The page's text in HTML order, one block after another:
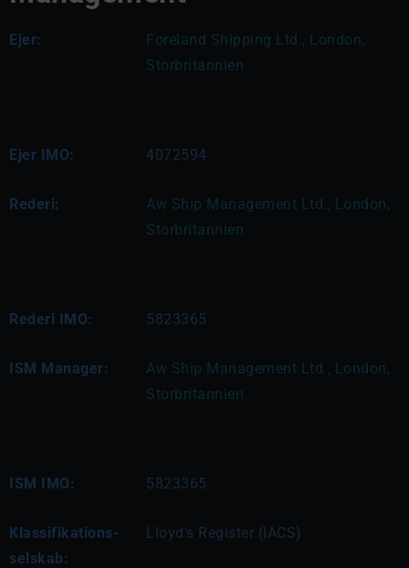
Ejer:
Foreland Shipping Ltd., London,
Storbritannien
Ejer IMO: 4072594
Rederi:
Aw Ship Management Ltd., London,
Storbritannien
Rederi IMO: 5823365
ISM Manager:
Aw Ship Management Ltd., London,
Storbritannien
ISM IMO: 5823365
Klassifikations-
selskab:
Lloyd's Register (IACS)